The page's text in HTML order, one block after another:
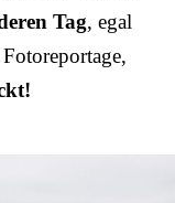
Tag, egal